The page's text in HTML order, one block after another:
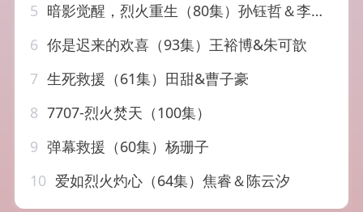
5 暗影觉醒，烈火重生（80集）孙钰哲＆李瑶瑶
6 你是迟来的欢喜（93集）王裕博&朱可歆
7 生死救援（61集）田甜&曹子豪
8 7707-烈火焚天（100集）
9 弹幕救援（60集）杨珊子
10 爱如烈火灼心（64集）焦睿＆陈云汐